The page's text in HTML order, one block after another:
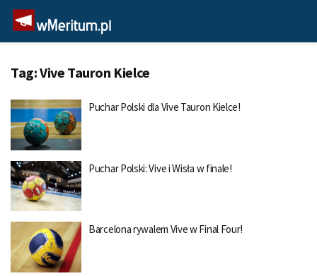
Tag:Vive Tauron Kielce
Puchar Polski dla Vive Tauron Kielce!
Puchar Polski: Vive i Wisła w finale!
Barcelona rywalem Vive w Final Four!